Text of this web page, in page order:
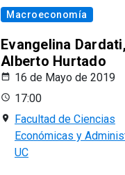
Macroeconomía
Evangelina
Alberto Hurtado
16 de Mayo de 2019
17:00
Facultad de Ciencias
Económicas y
UC